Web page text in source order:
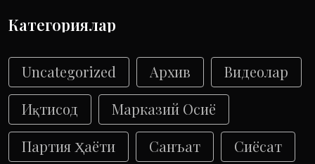
Категориялар
Uncategorized Архив
Видеолар
Иқтисод
Марказий Осиё
Партия Ҳаёти
Санъат
Сиёсат